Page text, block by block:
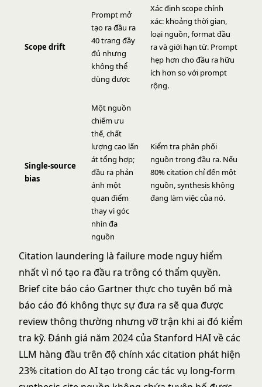
Scope drift
Prompt mở
tạo ra đầu ra
40 trang đầy
đủ nhưng
không thể
dùng được
Xác định scope chính
xác: khoảng thời gian,
loại nguồn, format đầu
ra và giới hạn từ. Prompt
hẹp hơn cho đầu ra hữu
ích hơn so với prompt
rộng.
Single-source
bias
Một nguồn
chiếm ưu
thế, chất
lượng cao lấn
át tổng hợp;
đầu ra phản
ánh một
quan điểm
thay vì góc
nhìn đa
nguồn
Kiểm tra phân phối
nguồn trong đầu ra. Nếu
80% citation chỉ đến một
nguồn, synthesis không
đang làm việc của nó.
Citation laundering là failure mode nguy hiểm
nhất vì nó tạo ra đầu ra trông có thẩm quyền.
Brief cite báo cáo Gartner thực cho tuyên bố mà
báo cáo đó không thực sự đưa ra sẽ qua được
review thông thường nhưng vỡ trận khi ai đó kiểm
tra kỹ. Đánh giá năm 2024 của Stanford HAI về các
LLM hàng đầu trên độ chính xác citation phát hiện
23% citation do AI tạo trong các tác vụ long-form